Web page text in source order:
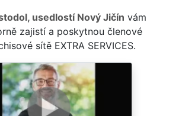
usedlostí Nový Jičín vám
zajistí a poskytnou členové
sítě EXTRA SERVICES.